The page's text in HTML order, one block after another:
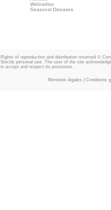
Webradios
Seasonal Diseases
Rights of reproduction and distribution reserved ©
Strictly personal use. The user of the site
in accept and respect its provisions.
Mentions légales Conditions